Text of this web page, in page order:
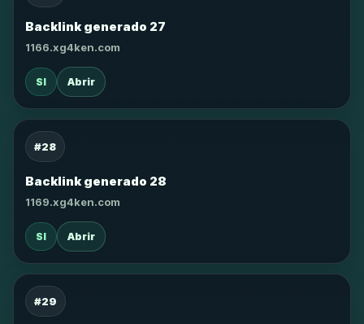
Backlink generado 27
1166.xg4ken.com
SI Abrir
#28
Backlink generado 28
1169.xg4ken.com
SI Abrir
#29